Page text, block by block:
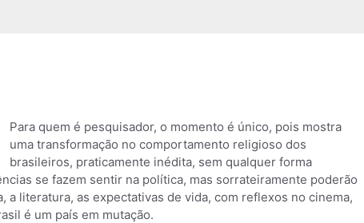
Para quem é pesquisador, o momento é único, pois mostra
uma transformação no comportamento religioso dos
brasileiros, praticamente inédita, sem qualquer forma
se fazem sentir na política, mas sorrateiramente poderão
a literatura, as expectativas de vida, com reflexos no cinema,
é um país em mutação.